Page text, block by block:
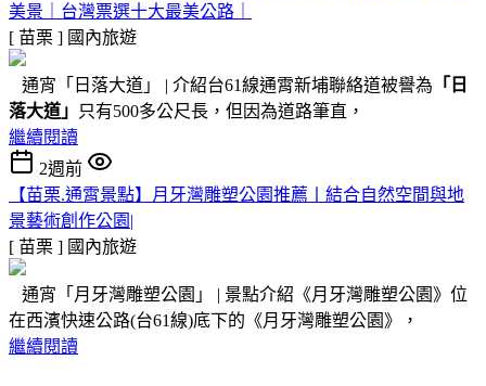
美景｜台灣票選十大最美公路｜
[ 苗栗 ] 國內旅遊
通宵「日落大道」 | 介紹台61線通霄新埔聯絡道被譽為 「日
落大道」
只有500多公尺長，但因為道路筆直，
繼續閱讀
2週前
【苗栗.通霄景點】月牙灣雕塑公園推薦〡結合自然空間與地
景藝術創作公園|
[ 苗栗 ] 國內旅遊
通宵「月牙灣雕塑公園」 | 景點介紹《月牙灣雕塑公園》位
在西濱快速公路(台61線)底下的《月牙灣雕塑公園》，
繼續閱讀